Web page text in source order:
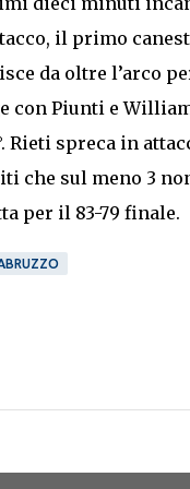
il primo
da oltre l’arco
con Piunti e
Rieti spreca in
che sul meno 3
per il 83-79 finale.